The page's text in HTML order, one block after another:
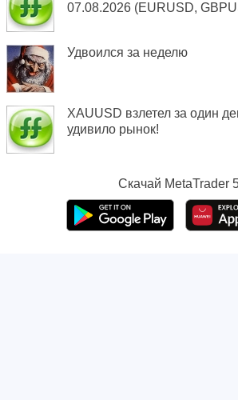
07.08.2026 (EURUSD,
Удвоился за неделю
XAUUSD взлетел за один
удивило рынок!
Скачай MetaTrader